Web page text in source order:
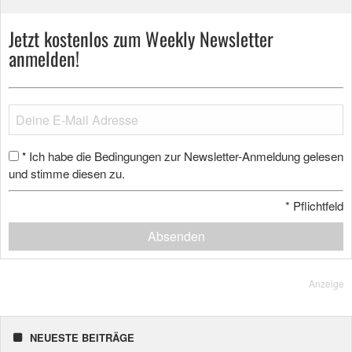
Jetzt kostenlos zum Weekly Newsletter
anmelden!
* Ich habe die Bedingungen zur Newsletter-Anmeldung gelesen
und stimme diesen zu.
* Pflichtfeld
Absenden
Anzeige
NEUESTE BEITRÄGE